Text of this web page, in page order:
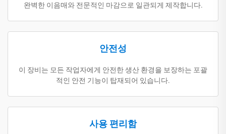
완벽한 이음매와 전문적인 마감으로 일관되게 제작합니다.
안전성
이 장비는 모든 작업자에게 안전한 생산 환경을 보장하는 포괄
적인 안전 기능이 탑재되어 있습니다.
사용 편리함